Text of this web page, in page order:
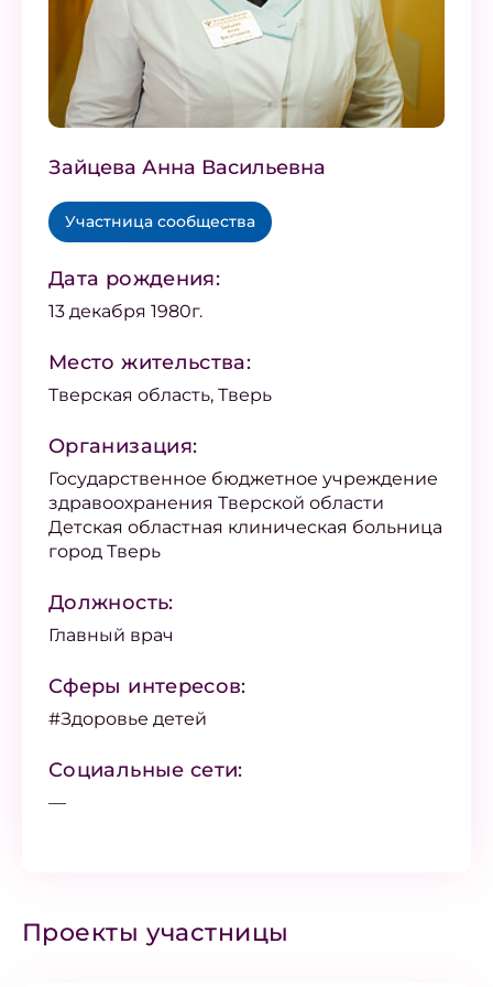
Зайцева Анна Васильевна
Участница сообщества
Дата рождения:
13 декабря 1980г.
Место жительства:
Тверская область, Тверь
Организация:
Государственное бюджетное учреждение
здравоохранения Тверской области
Детская областная клиническая больница
город Тверь
Должность:
Главный врач
Сферы интересов:
#Здоровье детей
Социальные сети:
—
Проекты участницы